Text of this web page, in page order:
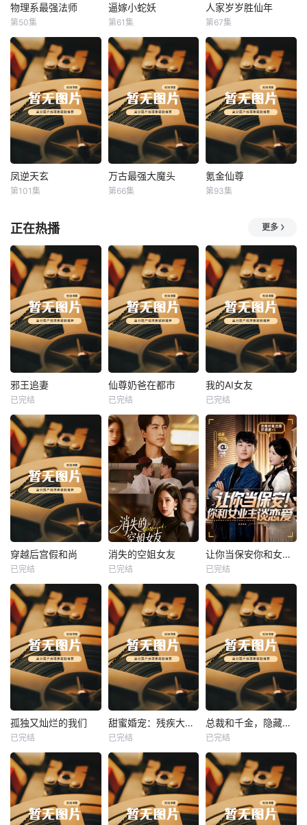
物理系最强法师
物理系最强法师
第50集
逼嫁小蛇妖
逼嫁小蛇妖
第61集
人家岁岁胜仙年
人家岁岁胜仙年
第67集
凤逆天玄
凤逆天玄
第101集
万古最强大魔头
万古最强大魔头
第66集
氪金仙尊
氪金仙尊
第93集
正在热播 更多
热播
邪王追妻
未知
邪王追妻
已完结
热播
未知
仙尊奶爸在都市
已完结
热播
我的AI女友
未知
我的AI女友
已完结
热播
未知
穿越后宫假和尚
已完结
热播
未知
消失的空姐女友
已完结
热播
未知
让你当保安你和女业主谈恋爱
已完结
热播
未知
孤独又灿烂的我们
已完结
热播
未知
甜蜜婚宠：残疾大佬夜夜撩
已完结
热播
未知
总裁和千金，隐藏身份闪婚了
已完结